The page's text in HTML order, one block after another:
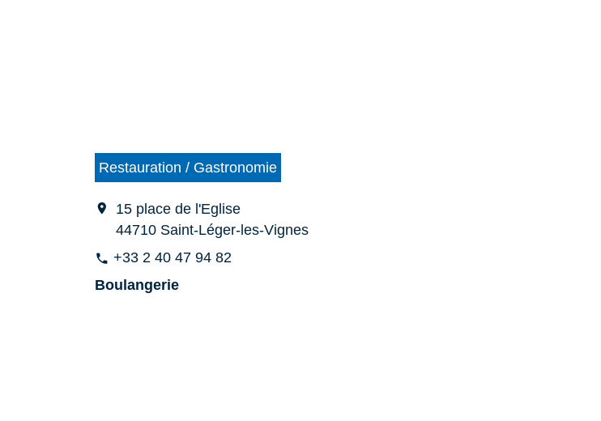
Restauration / Gastronomie
location_on
15 place de l'Eglise
44710 Saint-Léger-les-Vignes
phone +33 2 40 47 94 82
Boulangerie